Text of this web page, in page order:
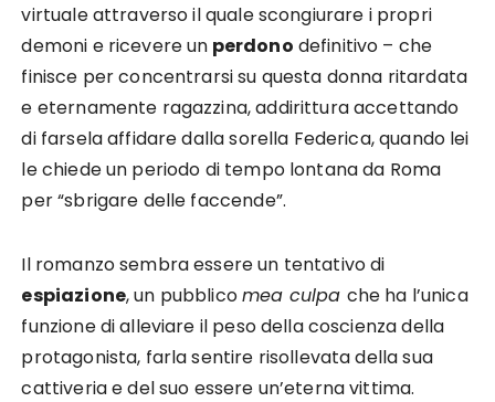
virtuale attraverso il quale scongiurare i propri
demoni e ricevere un perdono definitivo – che
finisce per concentrarsi su questa donna ritardata
e eternamente ragazzina, addirittura accettando
di farsela affidare dalla sorella Federica, quando lei
le chiede un periodo di tempo lontana da Roma
per “sbrigare delle faccende”.
Il romanzo sembra essere un tentativo di
espiazione, un pubblicomea culpa che ha l’unica
funzione di alleviare il peso della coscienza della
protagonista, farla sentire risollevata della sua
cattiveria e del suo essere un’eterna vittima.